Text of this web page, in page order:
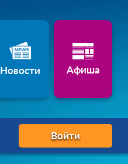
Новости Афиша
Войти